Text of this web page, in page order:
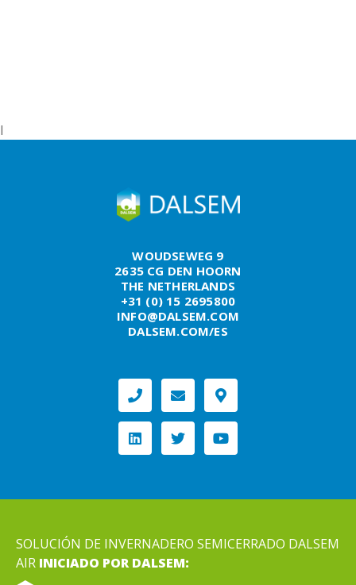
l
WOUDSEWEG 9
2635 CG DEN HOORN
THE NETHERLANDS
+31 (0) 15 2695800
INFO@DALSEM.COM
DALSEM.COM/ES
SOLUCIÓN DE INVERNADERO SEMICERRADO DALSEM
AIR INICIADO POR DALSEM: